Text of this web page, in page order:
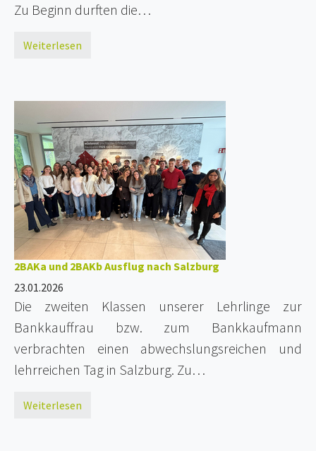
Zu Beginn durften die…
Weiterlesen
2BAKa und 2BAKb Ausflug nach Salzburg
23.01.2026
Die zweiten Klassen unserer Lehrlinge zur
Bankkauffrau bzw. zum Bankkaufmann
verbrachten einen abwechslungsreichen und
lehrreichen Tag in Salzburg. Zu…
Weiterlesen